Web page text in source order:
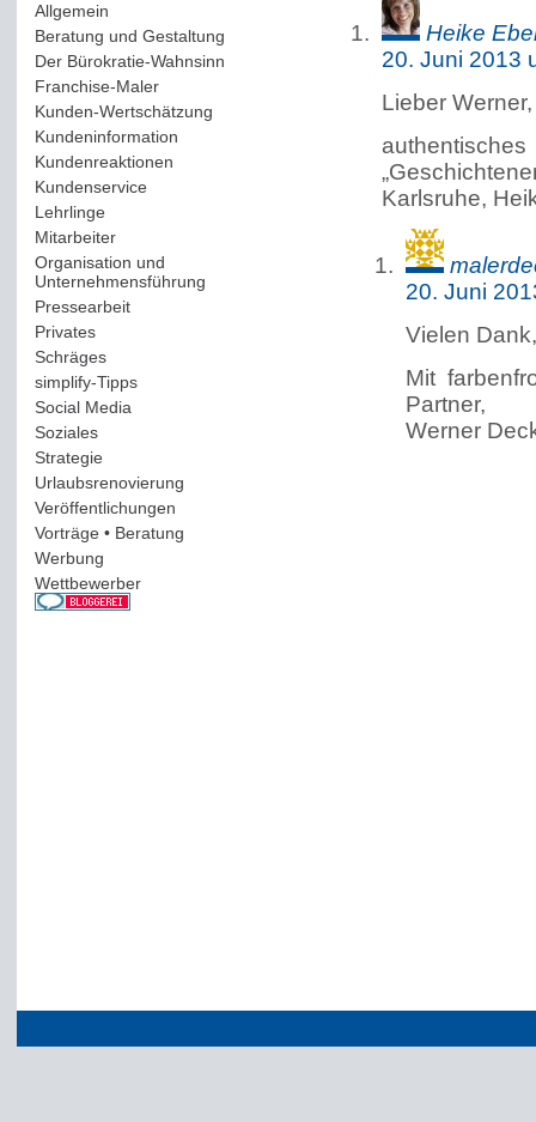
Allgemein
Beratung und Gestaltung
Der Bürokratie-Wahnsinn
Franchise-Maler(42)
Kunden-Wertschätzung
Kundeninformation
Kundenreaktionen
Kundenservice(178)
Lehrlinge(54)
Mitarbeiter(163)
Organisation und
Unternehmensführung
Pressearbeit(12)
Privates(193)
Schräges(161)
simplify-Tipps(123)
Social Media
Soziales(37)
Strategie(220)
Urlaubsrenovierung
Veröffentlichungen
Vorträge • Beratung
Werbung
Wettbewerber(61)
Heike
20. Juni 2013
Lieber Werner,
Karlsruhe,
20. Juni
Vielen
Mit
Partner,
Werner